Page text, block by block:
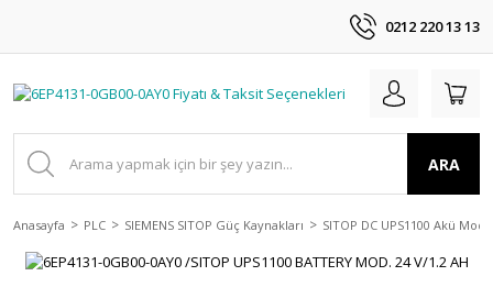
0212 220 13 13
ARA
Anasayfa PLC SIEMENS SITOP Güç Kaynakları SITOP DC UPS1100 Akü